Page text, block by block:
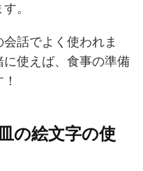
。
話でよく使われま
使えば、食事の準備
の絵文字の使